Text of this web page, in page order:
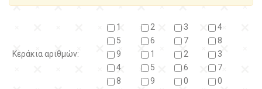
Κεράκια αριθμών:
1 2 3
4
5
6 7
8
9
1 2
3
4
5 6
7
8
9 0 0